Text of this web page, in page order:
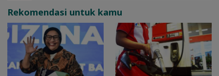
Rekomendasi untuk kamu